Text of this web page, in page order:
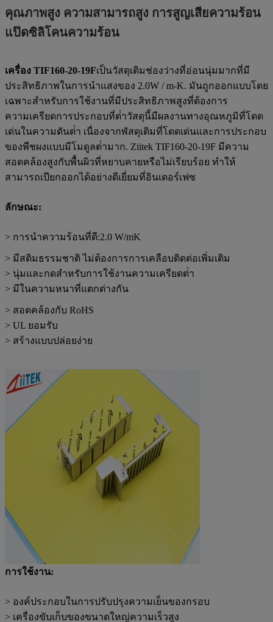
คุณภาพสูง ความสามารถสูง การสูญเสียความร้อน
แป๊ดซิลิโคนความร้อน
เครื่อง TIF160-20-19Fเป็นวัสดุเติมช่องว่างที่อ่อนนุ่มมากที่มี
ประสิทธิภาพในการนําแสงของ 2.0W / m-K. มันถูกออกแบบโดย
เฉพาะสําหรับการใช้งานที่มีประสิทธิภาพสูงที่ต้องการ
ความเครียดการประกอบที่ต่ําวัสดุนี้มีผลงานทางอุณหภูมิที่โดด
เด่นในความดันต่ํา เนื่องจากพัสดุเติมที่โดดเด่นและการประกอบ
ของพืชผงแบบมีโมดูลต่ํามาก. Ziitek TIF160-20-19F มีความ
สอดคล้องสูงกับพื้นผิวที่หยาบคายหรือไม่เรียบร้อย ทําให้
สามารถเปียกออกได้อย่างดีเยี่ยมที่อินเตอร์เฟซ
ลักษณะ:
> การนําความร้อนที่ดี:2.0 W/mK
> มีสติมธรรมชาติ ไม่ต้องการการเคลือบติดต่อเพิ่มเติม
> นุ่มและกดสําหรับการใช้งานความเครียดต่ํา
> มีในความหนาที่แตกต่างกัน
> สอดคล้องกับ RoHS
> UL ยอมรับ
> สร้างแบบปล่อยง่าย
การใช้งาน:
> องค์ประกอบในการปรับปรุงความเย็นของกรอบ
> เครื่องขับเก็บของขนาดใหญ่ความเร็วสูง